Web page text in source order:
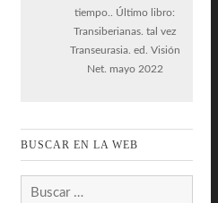
tiempo.. Último libro:
Transiberianas. tal vez
Transeurasia. ed. Visión
Net. mayo 2022
BUSCAR EN LA WEB
Buscar: